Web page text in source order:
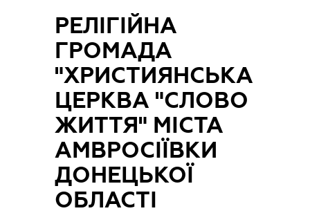
РЕЛІГІЙНА
ГРОМАДА
"ХРИСТИЯНСЬКА
ЦЕРКВА "СЛОВО
ЖИТТЯ" МІСТА
АМВРОСІЇВКИ
ДОНЕЦЬКОЇ
ОБЛАСТІ